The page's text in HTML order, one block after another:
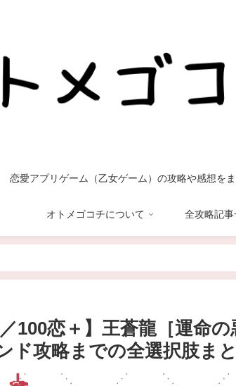
恋愛アプリゲーム（乙女ゲーム）の攻略や感想をま
オトメゴコチについて 全攻略記事
100恋＋】王蒼龍［運命の
ド攻略までの全選択肢ま